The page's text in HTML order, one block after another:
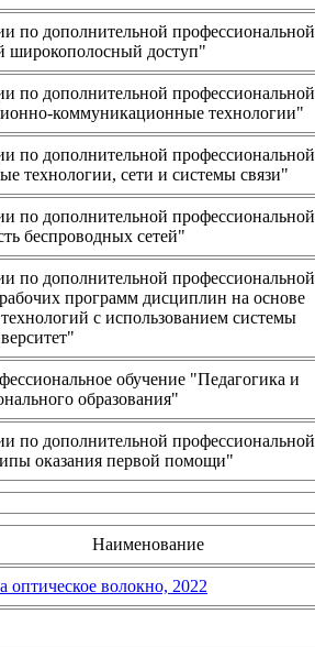
дополнительной профессиональной
широкополосный доступ"
дополнительной профессиональной
коммуникационные технологии"
дополнительной профессиональной
технологии, сети и системы связи"
дополнительной профессиональной
беспроводных сетей"
дополнительной профессиональной
программ дисциплин на основе
с использованием системы
обучение "Педагогика и
образования"
дополнительной профессиональной
оказания первой помощи"
Наименование
оптическое волокно, 2022